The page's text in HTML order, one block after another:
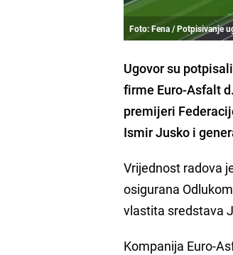
Foto: Fena / Potpisivanje
Ugovor su
firme Euro-Asfalt
premijeri
Ismir Jusko i
Vrijednost radova
osigurana
vlastita sredstava
Kompanija Euro-